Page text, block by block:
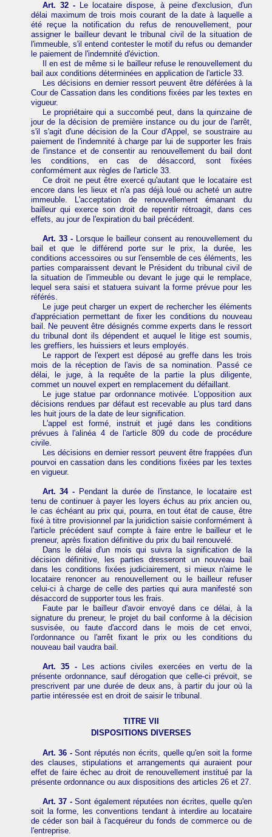
Art. 32 - Le locataire dispose, à peine d'exclusion, d'un
délai maximum de trois mois courant de la date à laquelle a
été reçue la notification du refus de renouvellement, pour
assigner le bailleur devant le tribunal civil de la situation de
l'immeuble, s'il entend contester le motif du refus ou demander
le paiement de l'indemnité d'éviction.
Il en est de même si le bailleur refuse le renouvellement du
bail aux conditions déterminées en application de l'article 33.
Les décisions en dernier ressort peuvent être déférées à la
Cour de Cassation dans les conditions fixées par les textes en
vigueur.
Le propriétaire qui a succombé peut, dans la quinzaine de
jour de la décision de première instance ou du jour de l'arrêt,
s'il s'agit d'une décision de la Cour d'Appel, se soustraire au
paiement de l'indemnité à charge par lui de supporter les frais
de l'instance et de consentir au renouvellement du bail dont
les conditions, en cas de désaccord, sont fixées
conformément aux règles de l'article 33.
Ce droit ne peut être exercé qu'autant que le locataire est
encore dans les lieux et n'a pas déjà loué ou acheté un autre
immeuble. L'acceptation de renouvellement émanant du
bailleur qui exerce son droit de repentir rétroagit, dans ces
effets, au jour de l'expiration du bail précédent.
Art. 33 - Lorsque le bailleur consent au renouvellement du
bail et que le différend porte sur le prix, la durée, les
conditions accessoires ou sur l'ensemble de ces éléments, les
parties comparaissent devant le Président du tribunal civil de
la situation de l'immeuble ou devant le juge qui le remplace,
lequel sera saisi et statuera suivant la forme prévue pour les
référés.
Le juge peut charger un expert de rechercher les éléments
d'appréciation permettant de fixer les conditions du nouveau
bail. Ne peuvent être désignés comme experts dans le ressort
du tribunal dont ils dépendent et auquel le litige est soumis,
les greffiers, les huissiers et leurs employés.
Le rapport de l'expert est déposé au greffe dans les trois
mois de la réception de l'avis de sa nomination. Passé ce
délai, le juge, à la requête de la partie la plus diligente,
commet un nouvel expert en remplacement du défaillant.
Le juge statue par ordonnance motivée. L'opposition aux
décisions rendues par défaut est recevable au plus tard dans
les huit jours de la date de leur signification.
L'appel est formé, instruit et jugé dans les conditions
prévues à l'alinéa 4 de l'article 809 du code de procédure
civile.
Les décisions en dernier ressort peuvent être frappées d'un
pourvoi en cassation dans les conditions fixées par les textes
en vigueur.
Art. 34 - Pendant la durée de l'instance, le locataire est
tenu de continuer à payer les loyers échus au prix ancien ou,
le cas échéant au prix qui, pourra, en tout état de cause, être
fixé à titre provisionnel par la juridiction saisie conformément à
l'article précédent sauf compte à faire entre le bailleur et le
preneur, après fixation définitive du prix du bail renouvelé.
Dans le délai d'un mois qui suivra la signification de la
décision définitive, les parties dresseront un nouveau bail
dans les conditions fixées judiciairement, si mieux n'aime le
locataire renoncer au renouvellement ou le bailleur refuser
celui-ci à charge de celle des parties qui aura manifesté son
désaccord de supporter tous les frais.
Faute par le bailleur d'avoir envoyé dans ce délai, à la
signature du preneur, le projet du bail conforme à la décision
susvisée, ou faute d'accord dans le mois de cet envoi,
l'ordonnance ou l'arrêt fixant le prix ou les conditions du
nouveau bail vaudra bail.
Art. 35 -Les actions civiles exercées en vertu de la
présente ordonnance, sauf dérogation que celle-ci prévoit, se
prescrivent par une durée de deux ans, à partir du jour où la
partie intéressée est en droit de saisir le tribunal.
TITRE VII
DISPOSITIONS DIVERSES
Art. 36 -Sont réputés non écrits, quelle qu'en soit la forme
des clauses, stipulations et arrangements qui auraient pour
effet de faire échec au droit de renouvellement institué par la
présente ordonnance ou aux dispositions des articles 26 et 27.
Art. 37 -Sont également réputées non écrites, quelle qu'en
soit la forme, les conventions tendant à interdire au locataire
de céder son bail à l'acquéreur du fonds de commerce ou de
l'entreprise.